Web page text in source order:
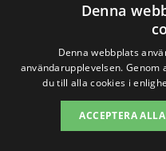
Kristianstad
Sölvesborg
Bromölla
Degeberga
Denna
Denna webbplats
användarupplevelsen.
du till alla cookies i
ACCEPTERA ALLA